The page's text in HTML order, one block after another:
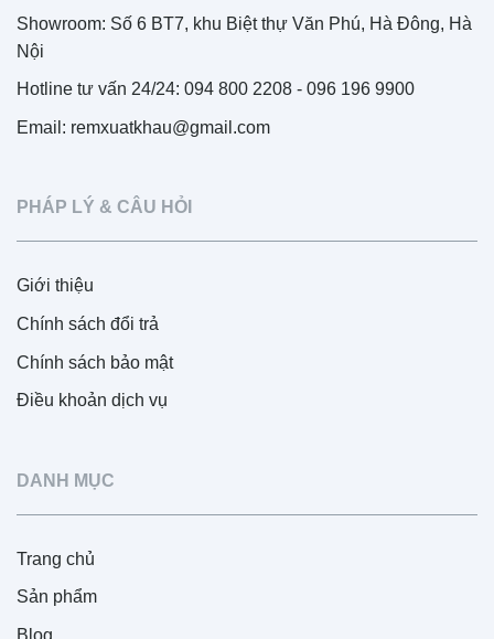
Showroom: Số 6 BT7, khu Biệt thự Văn Phú, Hà Đông, Hà
Nội
Hotline tư vấn 24/24: 094 800 2208 - 096 196 9900
Email: remxuatkhau@gmail.com
PHÁP LÝ & CÂU HỎI
Giới thiệu
Chính sách đổi trả
Chính sách bảo mật
Điều khoản dịch vụ
DANH MỤC
Trang chủ
Sản phẩm
Blog